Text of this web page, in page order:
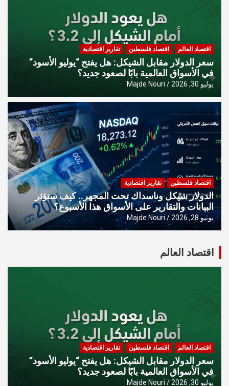
اقتصاد العالم اقتصاد فلسطين تقارير اقتصادية
سعر الدولار مقابل الشيكل: هل يفتح “يوليو الأسود”
في الأسواق العالمية بابًا لصعود جديد؟
يوليو 30, 2026 Majde Nouri
اقتصاد فلسطين تقارير اقتصادية
الدولار شيكل وناسداك تحت المجهر.. كيف ستؤثر
البيانات والتقارير على الأسواق هذا الأسبوع؟
يونيو 28, 2026 Majde Nouri
اقتصاد العالم
اقتصاد العالم اقتصاد فلسطين تقارير اقتصادية
سعر الدولار مقابل الشيكل: هل يفتح “يوليو الأسود”
في الأسواق العالمية بابًا لصعود جديد؟
يوليو 30, 2026 Majde Nouri